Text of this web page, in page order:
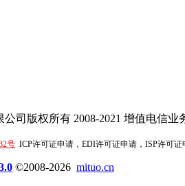
司版权所有 2008-2021 增值电信业
号 ICP许可证申请，EDI许可证申请，ISP许可
©2008-2026 mituo.cn